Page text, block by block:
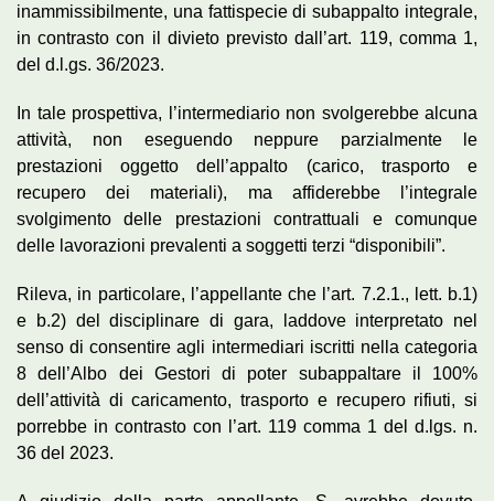
inammissibilmente, una fattispecie di subappalto integrale,
in contrasto con il divieto previsto dall’art. 119, comma 1,
del d.l.gs. 36/2023.
In tale prospettiva, l’intermediario non svolgerebbe alcuna
attività, non eseguendo neppure parzialmente le
prestazioni oggetto dell’appalto (carico, trasporto e
recupero dei materiali), ma affiderebbe l’integrale
svolgimento delle prestazioni contrattuali e comunque
delle lavorazioni prevalenti a soggetti terzi “disponibili”.
Rileva, in particolare, l’appellante che l’art. 7.2.1., lett. b.1)
e b.2) del disciplinare di gara, laddove interpretato nel
senso di consentire agli intermediari iscritti nella categoria
8 dell’Albo dei Gestori di poter subappaltare il 100%
dell’attività di caricamento, trasporto e recupero rifiuti, si
porrebbe in contrasto con l’art. 119 comma 1 del d.lgs. n.
36 del 2023.